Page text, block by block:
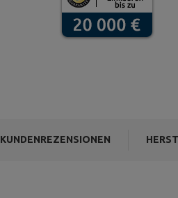
KUNDENREZENSIONEN